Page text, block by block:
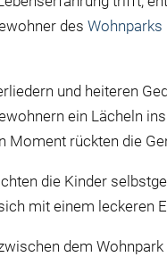
desWohnparks
und heiteren
ein Lächeln
Moment rückten die
die Kinder
mit einem leckeren
dem